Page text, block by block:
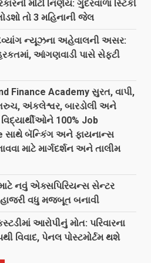
મોટો નિર્ણય: ગુંદરવાળા સ્ટિકી
તો 3 મહિનાની જેલ
ન્યૂઝના અહેવાલની અસર:
આંગણવાડી પાસે સેફ્ટી
Finance Academy સુરત, વાપી,
અંકલેશ્વર, બારડોલી અને
વિદ્યાર્થીઓને 100% Job
સાથે બૅન્કિંગ અને ફાયનાન્સ
માટે માર્ગદર્શન અને તાલીમ
નવું એક્સપિરિયન્સ સેન્ટર
હાજરી વધુ મજબૂત બનાવી
આરોપીનું મોત: પરિવારના
વિવાદ, પેનલ પોસ્ટમોર્ટમ થશે